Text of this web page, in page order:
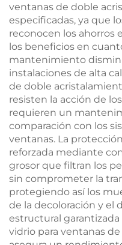
ventanas de doble
especificadas, ya que
reconocen los ahorros
los beneficios en
mantenimiento
instalaciones de alta
de doble
resisten la acción de
requieren un
comparación con los
ventanas. La
reforzada mediante
grosor que filtran los
sin comprometer la
protegiendo así los
de la decoloración y el
estructural
vidrio para ventanas